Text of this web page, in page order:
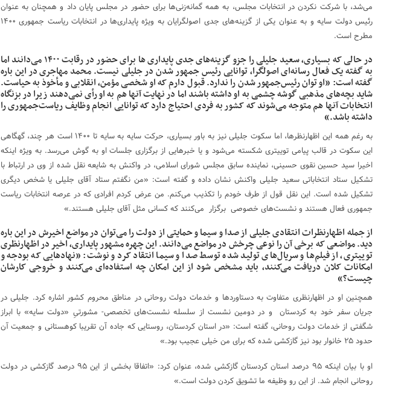
می‌شد، با شرکت نکردن در انتخابات مجلس، به همه گمانه‌زنی‌ها برای حضور در مجلس پایان داد و همچنان به عنوان
رئیس دولت سایه و به عنوان یکی از گزینه‌های جدی اصولگرایان به ویژه پایداری‌ها در انتخابات ریاست جمهوری ۱۴۰۰
مطرح است.
در حالی که بسیاری، سعید جلیلی را جزو گزینه‎‌های جدی پایداری ها برای حضور در رقابت ۱۴۰۰ می‌دانند اما
به گفته یک فعال رسانه‌ای اصولگرا، توانایی رئیس جمهور شدن در جلیلی نیست. محمد مهاجری در این باره
گفته است: «او توان رئیس‌جمهور شدن را ندارد. قبول دارم که او شخصی مؤمن، انقلابی و مأخوذ به حیاست.
شاید بچه‌های مذهبی گوشه چشمی به او داشته باشند اما در نهایت آنها هم به او رأی نمی‌دهند زیرا در بزنگاه
انتخابات آنها هم متوجه می‌شوند که کشور به فردی احتیاج دارد که توانایی انجام وظایف ریاست‌جمهوری را
داشته باشد.»
به رغم همه این اظهارنظرها، اما سکوت جلیلی نیز به باور بسیاری، حرکت سایه به سایه تا ۱۴۰۰ است هر چند، گهگاهی
این سکوت در قالب پیامی توییتری شکسته می‌شود و یا خبرهایی از برگزاری جلسات او به گوش می‌رسد. به ویژه اینکه
اخیرا سید حسین نقوی حسینی، نماینده سابق مجلس شورای اسلامی، در واکنش به شایعه نقل شده از وی در ارتباط با
تشکیل ستاد انتخاباتی سعید جلیلی واکنش نشان داده و گفته است: «من نگفتم ستاد آقای جلیلی یا شخص دیگری
تشکیل شده است. این نقل قول از طرف خودم را تکذیب می‌کنم. من عرض کردم افرادی که در عرصه انتخابات ریاست
جمهوری فعال هستند و نشست‌های خصوصی برگزار می‌کنند که کسانی مثل آقای جلیلی هستند.»
از جمله اظهارنظرات انتقادی جلیلی از صدا و سیما و حمایتی از دولت را می‌توان در مواضع اخیرش در این باره
دید. مواضعی که برخی آن را نوعی چرخش در مواضع می‌دانند. این چهره مشهور پایداری، اخیر در اظهارنظری
توییتری، از فیلم‌ها و سریال‌های تولید شده توسط صدا و سیما انتقاد کرد و نوشت: «نهادهایی که بودجه و
امکانات کلان دریافت می‌کنند، باید مشخص شود از این امکان چه استفاده‌ای می‌کنند و خروجی کارشان
چیست؟»
همچنین او در اظهارنظری متفاوت به دستاوردها و خدمات دولت روحانی در مناطق محروم کشور اشاره کرد. جلیلی در
جریان سفر خود به کردستان و در دومین نشست از سلسله نشست‌های تخصصی- مشورتیِ «دولت سایه» با ابراز
شگفتی از خدمات دولت روحانی، گفته است: «در استان کردستان، روستایی که جاده آن تقریبا کوهستانی و جمعیت آن
حدود ۲۵ خانوار بود نیز گازکشی شده که برای من خیلی عجیب بود.»
او با بیان اینکه ۹۵ درصد استان کردستان گازکشی شده، عنوان کرد: «اتفاقا بخشی از این ۹۵ درصد گازکشی در دولت
روحانی انجام شد. از این رو وظیفه ما تشویق کردن دولت است.»